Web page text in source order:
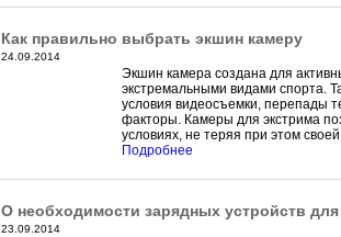
Как правильно выбрать экшин камеру
24.09.2014
Экшин камера создана для
экстремальными видами спорта.
условия видеосъемки, перепады
факторы. Камеры для экстрима
условиях, не теряя при этом
Подробнее
О необходимости зарядных устройств
23.09.2014